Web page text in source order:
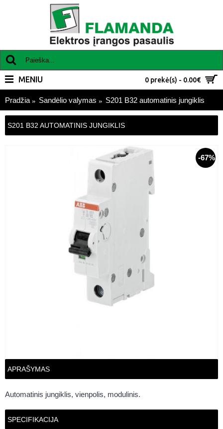
0 prekė(s) - 0.00€
MENIU
Pradžia Sandėlio valymas S201 B32 automatinis jungiklis
S201 B32 AUTOMATINIS JUNGIKLIS
-67%
APRAŠYMAS
Automatinis jungiklis, vienpolis, modulinis.
SPECIFIKACIJA